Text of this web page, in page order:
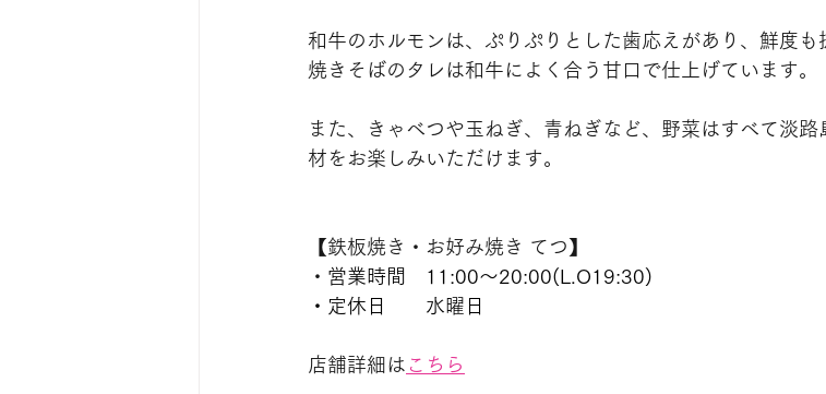
和牛のホルモンは、ぷりぷりとした歯応えがあり、鮮度も
焼きそばのタレは和牛によく合う甘口で仕上げています。
また、きゃべつや玉ねぎ、青ねぎなど、野菜はすべて淡
材をお楽しみいただけます。
【鉄板焼き・お好み焼き てつ 】
・ 営業時間　11:00〜20:00(L.O19:30)
・定休日　　水曜日
店舗詳細は こちら